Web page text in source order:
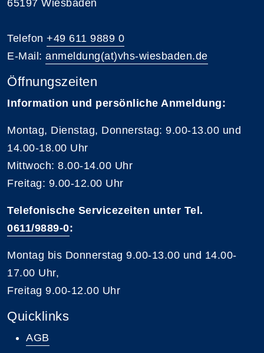
65197 Wiesbaden
Telefon +49 611 9889 0
E-Mail: anmeldung(at)vhs-wiesbaden.de
Öffnungszeiten
Information und persönliche Anmeldung:
Montag, Dienstag, Donnerstag: 9.00-13.00 und
14.00-18.00 Uhr
Mittwoch: 8.00-14.00 Uhr
Freitag: 9.00-12.00 Uhr
Telefonische Servicezeiten unter Tel.
0611/9889-0:
Montag bis Donnerstag 9.00-13.00 und 14.00-
17.00 Uhr,
Freitag 9.00-12.00 Uhr
Quicklinks
AGB